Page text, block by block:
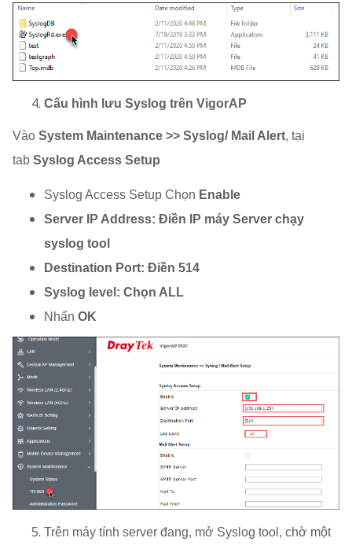
Cấu hình lưu Syslog trên VigorAP
Vào System Maintenance >> Syslog/ Mail Alert, tại
tab Syslog Access Setup
Syslog Access Setup Chọn Enable
Server IP Address: Điền IP máy Server chạy
syslog tool
Destination Port: Điền 514
Syslog level: Chọn ALL
Nhấn OK
Trên máy tính server đang, mở Syslog tool, chờ một